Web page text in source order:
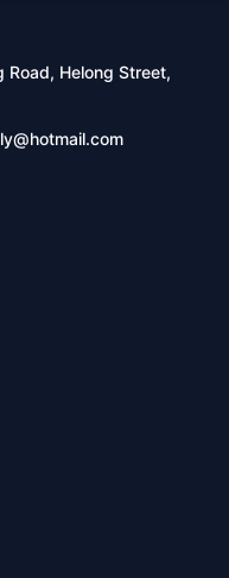
Road, Helong Street,